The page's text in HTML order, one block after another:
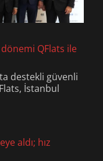
QFlats ile
destekli güvenli
İstanbul
aldı; hız